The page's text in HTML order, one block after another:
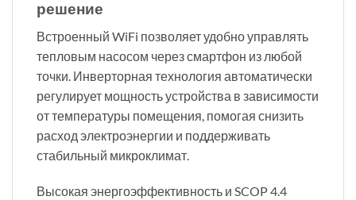
решение
Встроенный WiFi позволяет удобно управлять
тепловым насосом через смартфон из любой
точки. Инверторная технология автоматически
регулирует мощность устройства в зависимости
от температуры помещения, помогая снизить
расход электроэнергии и поддерживать
стабильный микроклимат.
Высокая энергоэффективность и SCOP 4.4